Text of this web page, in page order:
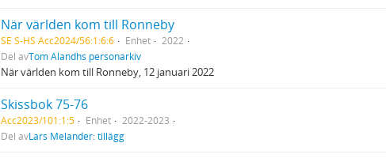
När världen kom till Ronneby
SE S-HS Acc2024/56:1:6:6 Enhet
2022
Del avTom Alandhs personarkiv
När världen kom till Ronneby, 12 januari 2022
Skissbok 75-76
Acc2023/101:1:5 Enhet
2022-2023
Del avLars Melander: tillägg